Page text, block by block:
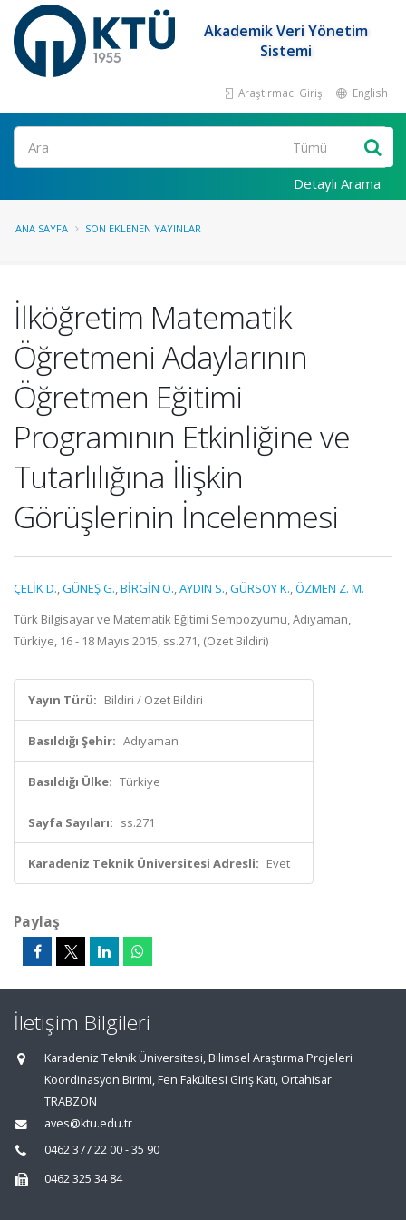
Akademik Veri Yönetim
Sistemi
Araştırmacı Girişi English
Ara
Detaylı Arama
ANA SAYFA SON EKLENEN YAYINLAR
İlköğretim Matematik
Öğretmeni Adaylarının
Öğretmen Eğitimi
Programının Etkinliğine ve
Tutarlılığına İlişkin
Görüşlerinin İncelenmesi
ÇELİK D.,GÜNEŞ G.,BİRGİN O.,AYDIN S.,GÜRSOY K.,ÖZMEN Z. M.
Türk Bilgisayar ve Matematik Eğitimi Sempozyumu, Adıyaman,
Türkiye, 16 - 18 Mayıs 2015, ss.271, (Özet Bildiri)
Yayın Türü: Bildiri / Özet Bildiri
Basıldığı Şehir: Adıyaman
Basıldığı Ülke: Türkiye
Sayfa Sayıları: ss.271
Karadeniz Teknik Üniversitesi Adresli: Evet
Paylaş
İletişim Bilgileri
Karadeniz Teknik Üniversitesi, Bilimsel Araştırma Projeleri
Koordinasyon Birimi, Fen Fakültesi Giriş Katı, Ortahisar
TRABZON
aves@ktu.edu.tr
0462 377 22 00 - 35 90
0462 325 34 84